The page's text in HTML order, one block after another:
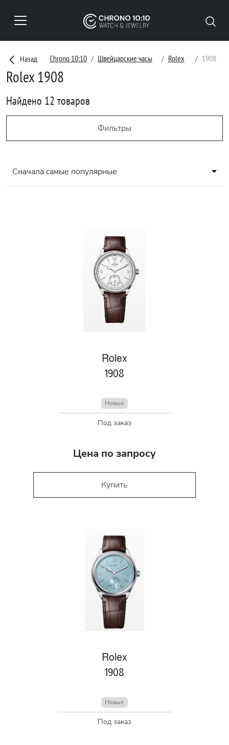
Назад Chrono 10:10 Швейцарские часы Rolex 1908
Rolex 1908
Найдено 12 товаров
Фильтры
Сначала самые популярные
Rolex
1908
Новые
Под заказ
Цена по запросу
Купить
Rolex
1908
Новые
Под заказ